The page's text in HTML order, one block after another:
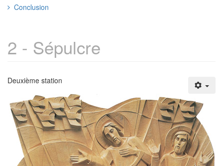
Conclusion
2 - Sépulcre
Deuxième station